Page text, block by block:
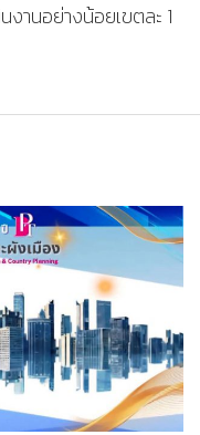
งานอย่างน้อยเขตละ 1